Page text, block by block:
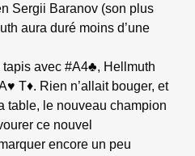
Sergii Baranov (son plus
aura duré moins d’une
avec #A4♣, Hellmuth
T♦. Rien n’allait bouger, et
table, le nouveau champion
ce nouvel
encore un peu